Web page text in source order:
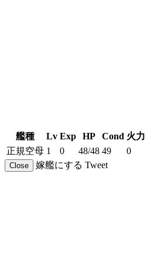
艦種 Lv Exp HP Cond 火力
正規空母 1 0 48/48 49 0
Close 嫁艦にする Tweet